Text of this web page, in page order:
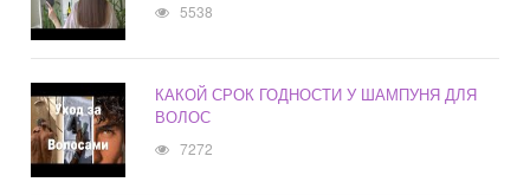
5538
КАКОЙ СРОК ГОДНОСТИ У ШАМПУНЯ ДЛЯ
ВОЛОС
7272